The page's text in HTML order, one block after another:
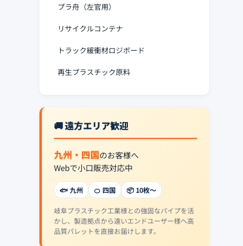
プラ舟（左官用）
リサイクルコンテナ
トラック緩衝材ロジボード
再生プラスチック原料
🚚 遠方エリア歓迎
九州・四国のお客様へ
Webで小口販売対応中
🐟 九州 🍊 四国 📦 10枚〜
岐阜プラスチック工業様との強固なパイプを活
かし、製造拠点から遠いエンドユーザー様へ高
品質パレットを直接お届けします。